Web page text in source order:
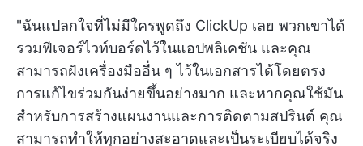
"ฉันแปลกใจที่ไม่มีใครพูดถึง ClickUp เลย พวกเขาได้
รวมฟีเจอร์ไวท์บอร์ดไว้ในแอปพลิเคชัน และคุณ
สามารถฝังเครื่องมืออื่น ๆ ไว้ในเอกสารได้โดยตรง
การแก้ไขร่วมกันง่ายขึ้นอย่างมาก และหากคุณใช้มัน
สำหรับการสร้างแผนงานและการติดตามสปรินต์ คุณ
สามารถทำให้ทุกอย่างสะอาดและเป็นระเบียบได้จริง